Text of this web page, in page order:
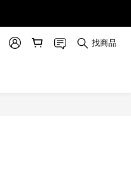
找商品
立即購買